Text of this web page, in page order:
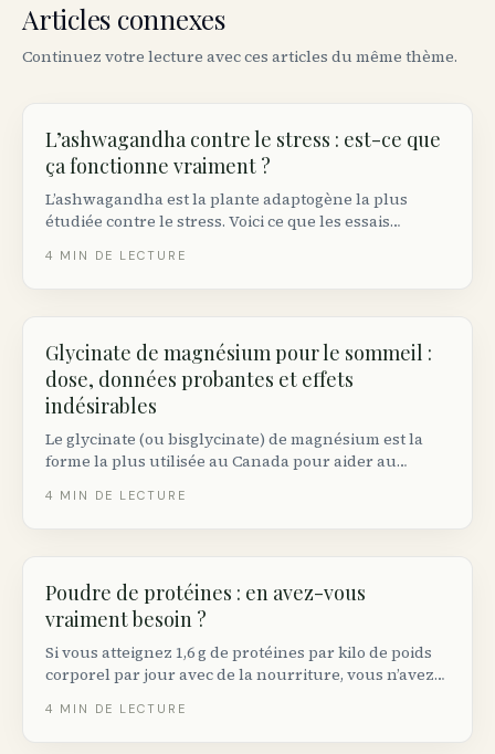
Articles connexes
Continuez votre lecture avec ces articles du même thème.
L’ashwagandha contre le stress : est-ce que
ça fonctionne vraiment ?
L’ashwagandha est la plante adaptogène la plus
étudiée contre le stress. Voici ce que les essais
et les précautions à connaître au Canada.
4 MIN DE LECTURE
Glycinate de magnésium pour le sommeil :
dose, données probantes et effets
indésirables
Le glycinate (ou bisglycinate) de magnésium est la
forme la plus utilisée au Canada pour aider au
cliniques, le moment idéal de prise et les précautions.
4 MIN DE LECTURE
Poudre de protéines : en avez-vous
vraiment besoin ?
Si vous atteignez 1,6 g de protéines par kilo de poids
corporel par jour avec de la nourriture, vous n’avez
options vendues au Canada.
4 MIN DE LECTURE